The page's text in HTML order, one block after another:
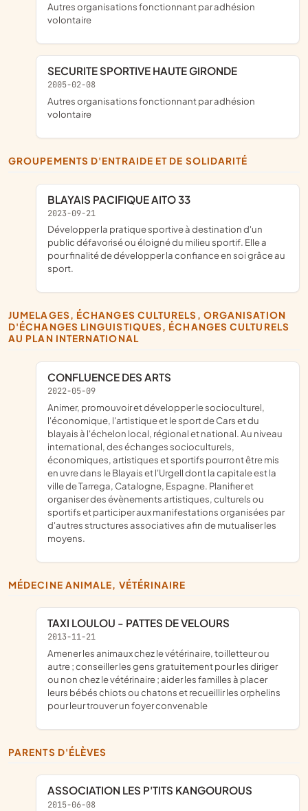
Autres organisations fonctionnant par adhésion
volontaire
SECURITE SPORTIVE HAUTE GIRONDE
2005-02-08
Autres organisations fonctionnant par adhésion
volontaire
GROUPEMENTS D'ENTRAIDE ET DE SOLIDARITÉ
BLAYAIS PACIFIQUE AITO 33
2023-09-21
développer la pratique sportive à destination d'un
public défavorisé ou éloigné du milieu sportif. Elle a
pour finalité de développer la confiance en soi grâce au
sport.
JUMELAGES, ÉCHANGES CULTURELS, ORGANISATION
D'ÉCHANGES LINGUISTIQUES, ÉCHANGES CULTURELS
AU PLAN INTERNATIONAL
CONFLUENCE DES ARTS
2022-05-09
animer, promouvoir et développer le socioculturel,
l'économique, l'artistique et le sport de Cars et du
blayais à l'échelon local, régional et national. Au niveau
international, des échanges socioculturels,
économiques, artistiques et sportifs pourront être mis
en uvre dans le Blayais et l'Urgell dont la capitale est la
ville de Tarrega, Catalogne, Espagne. Planifier et
organiser des évènements artistiques, culturels ou
sportifs et participer aux manifestations organisées par
d'autres structures associatives afin de mutualiser les
moyens.
MÉDECINE ANIMALE, VÉTÉRINAIRE
TAXI LOULOU - PATTES DE VELOURS
2013-11-21
amener les animaux chez le vétérinaire, toilletteur ou
autre ; conseiller les gens gratuitement pour les diriger
ou non chez le vétérinaire ; aider les familles à placer
leurs bébés chiots ou chatons et recueillir les orphelins
pour leur trouver un foyer convenable
PARENTS D'ÉLÈVES
ASSOCIATION LES P'TITS KANGOUROUS
2015-06-08